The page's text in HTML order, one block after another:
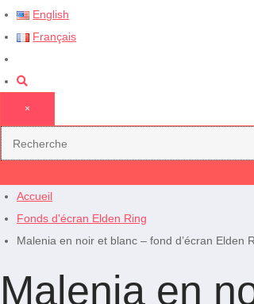
English
Français
×
Accueil
Fonds d'écran Elden Ring
Malenia en noir et blanc – fond d’écran Elden
Malenia en